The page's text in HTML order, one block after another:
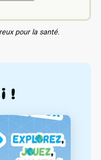
pour la santé.
!